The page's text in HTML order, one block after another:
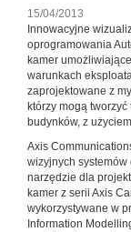
15/04/2013
Innowacyjne
oprogramowania
kamer
warunkach
zaprojektowane z
którzy mogą
budynków, z
Axis
wizyjnych
narzędzie dla
kamer z serii Axis
wykorzystywane w
Information